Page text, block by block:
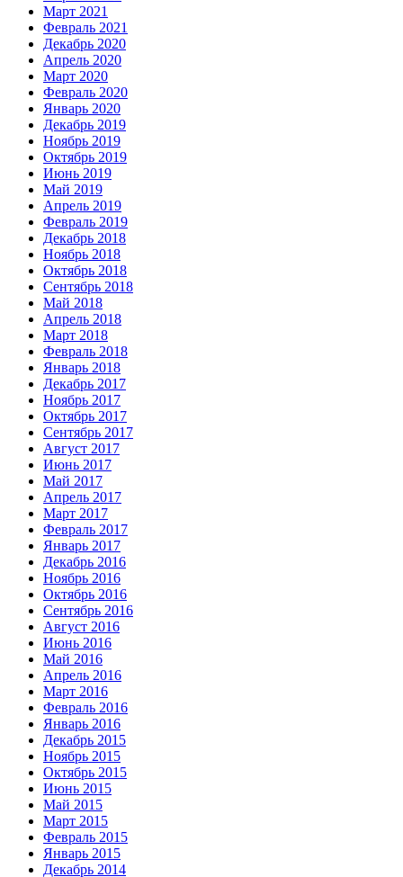
Март 2021
Февраль 2021
Декабрь 2020
Апрель 2020
Март 2020
Февраль 2020
Январь 2020
Декабрь 2019
Ноябрь 2019
Октябрь 2019
Июнь 2019
Май 2019
Апрель 2019
Февраль 2019
Декабрь 2018
Ноябрь 2018
Октябрь 2018
Сентябрь 2018
Май 2018
Апрель 2018
Март 2018
Февраль 2018
Январь 2018
Декабрь 2017
Ноябрь 2017
Октябрь 2017
Сентябрь 2017
Август 2017
Июнь 2017
Май 2017
Апрель 2017
Март 2017
Февраль 2017
Январь 2017
Декабрь 2016
Ноябрь 2016
Октябрь 2016
Сентябрь 2016
Август 2016
Июнь 2016
Май 2016
Апрель 2016
Март 2016
Февраль 2016
Январь 2016
Декабрь 2015
Ноябрь 2015
Октябрь 2015
Июнь 2015
Май 2015
Март 2015
Февраль 2015
Январь 2015
Декабрь 2014